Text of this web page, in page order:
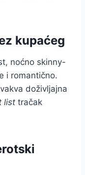
kupaćeg
noćno skinny-
i romantično.
doživljajna
list tračak